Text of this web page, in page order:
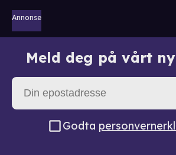
Annonse
Meld deg på vårt
Godta